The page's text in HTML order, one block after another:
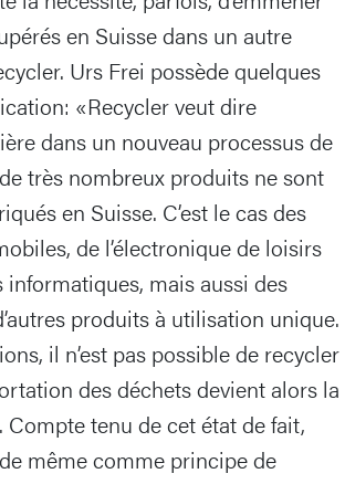
en Suisse dans un autre
Urs Frei possède quelques
«Recycler veut dire
dans un nouveau processus de
très nombreux produits ne sont
en Suisse. C’est le cas des
de l’électronique de loisirs
informatiques, mais aussi des
produits à utilisation unique.
il n’est pas possible de recycler
des déchets devient alors la
tenu de cet état de fait,
même comme principe de